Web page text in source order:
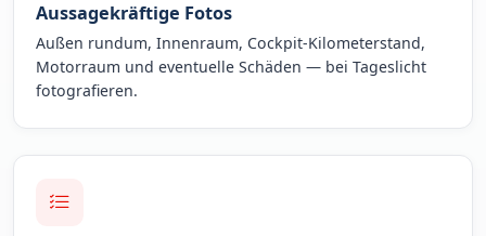
Aussagekräftige Fotos
Außen rundum, Innenraum, Cockpit-Kilometerstand,
Motorraum und eventuelle Schäden — bei Tageslicht
fotografieren.